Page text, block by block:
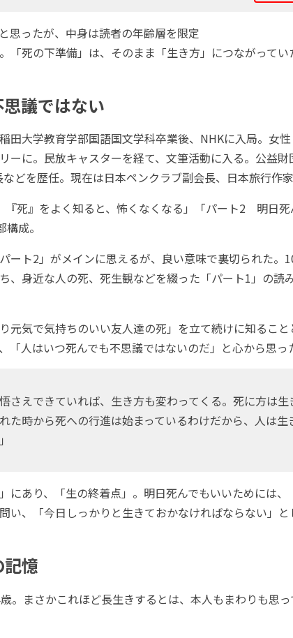
思ったが、中身は読者の年齢層を限定
「死の下準備」は、そのまま「生き方」につながってい
議ではない
田大学教育学部国語国文学科卒業後、NHKに入局。女
ーに。民放キャスターを経て、文筆活動に入る。公益財
どを歴任。現在は日本ペンクラブ副会長、日本旅行作家
死』をよく知ると、怖くなくなる」「パート2 明日死
成。
ート2」がメインに思えるが、良い意味で裏切られた。
、身近な人の死、死生観などを綴った「パート1」の読
元気で気持ちのいい友人達の死」を立て続けに知ること
「人はいつ死んでも不思議ではないのだ」と心から思っ
さえできていれば、生き方も変わってくる。死に方は生
た時から死への行進は始まっているわけだから、人は生
にあり、「生の終着点」。明日死んでもいいためには、
い、「今日しっかりと生きておかなければならない」と
憶
。まさかこれほど長生きするとは、本人もまわりも思